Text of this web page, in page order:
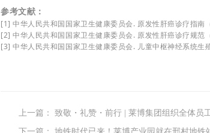
参考文献：
[1] 中华人民共和国国家卫生健康委员会. 原发性肝癌诊疗指南
[2] 中华人民共和国国家卫生健康委员会. 原发性肝癌诊疗规范
[3] 中华人民共和国国家卫生健康委员会. 儿童中枢神经系统生
上一篇： 致敬・礼赞・前行 | 莱博集团组织全体员